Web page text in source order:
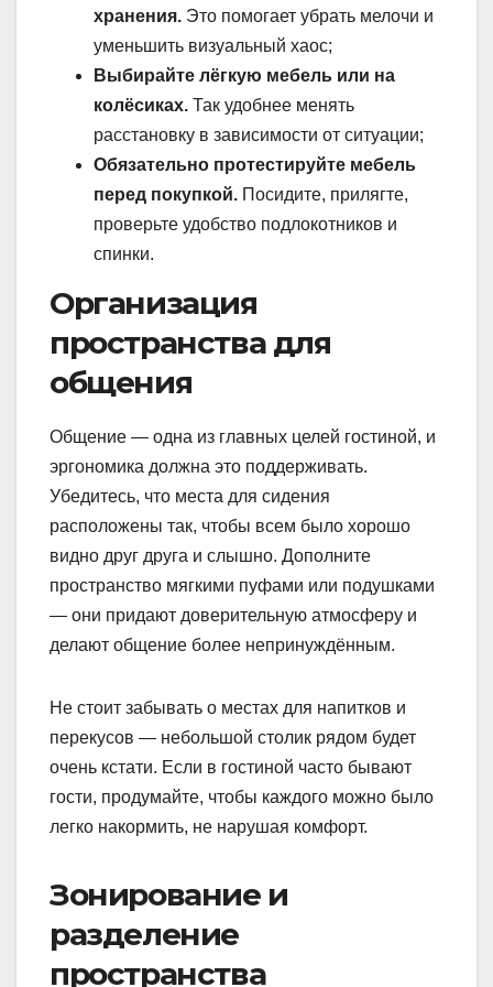
хранения. Это помогает убрать мелочи и
уменьшить визуальный хаос;
Выбирайте лёгкую мебель или на
колёсиках. Так удобнее менять
расстановку в зависимости от ситуации;
Обязательно протестируйте мебель
перед покупкой. Посидите, прилягте,
проверьте удобство подлокотников и
спинки.
Организация
пространства для
общения
Общение — одна из главных целей гостиной, и
эргономика должна это поддерживать.
Убедитесь, что места для сидения
расположены так, чтобы всем было хорошо
видно друг друга и слышно. Дополните
пространство мягкими пуфами или подушками
— они придают доверительную атмосферу и
делают общение более непринуждённым.
Не стоит забывать о местах для напитков и
перекусов — небольшой столик рядом будет
очень кстати. Если в гостиной часто бывают
гости, продумайте, чтобы каждого можно было
легко накормить, не нарушая комфорт.
Зонирование и
разделение
пространства